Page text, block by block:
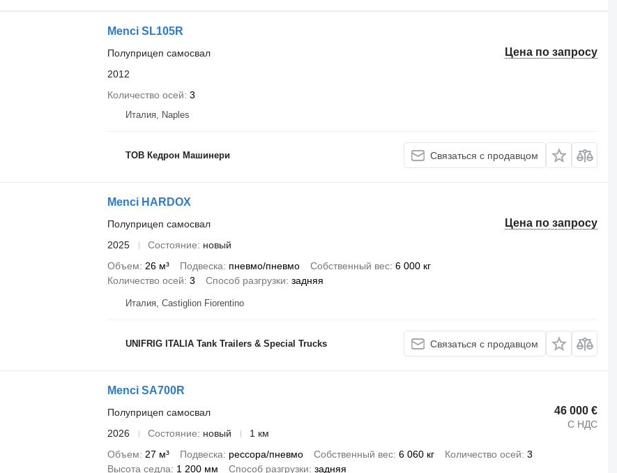
Menci SL105R
Цена по запросу
Полуприцеп самосвал
2012
Количество осей 3
Италия, Naples
ТОВ Кедрон Машинери Связаться с продавцом
Menci HARDOX
Цена по запросу
Полуприцеп самосвал
2025
Состояние
новый
Объем
26 м³ Подвеска пневмо/пневмо Собственный вес 6 000 кг
Количество осей 3 Способ разгрузки задняя
Италия, Castiglion Fiorentino
UNIFRIG ITALIA Tank Trailers & Special Trucks Связаться с продавцом
Menci SA700R
46 000 €
С НДС
Полуприцеп самосвал
2026
Состояние новый
1 км
Объем
27 м³ Подвеска рессора/пневмо Собственный вес 6 060 кг Количество осей 3
Высота седла
1 200 мм Способ разгрузки задняя